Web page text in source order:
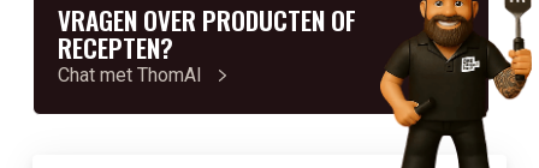
VRAGEN OVER PRODUCTEN OF
RECEPTEN?
Chat met ThomAI